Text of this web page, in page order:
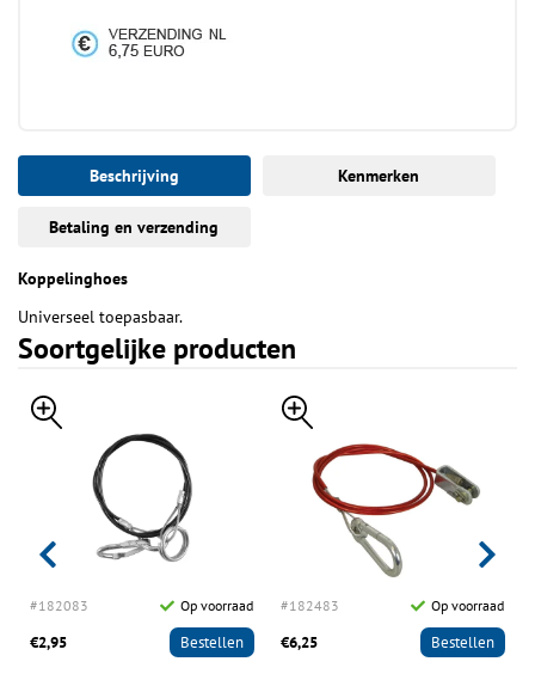
Beschrijving Kenmerken
Betaling en verzending
Koppelinghoes
Universeel toepasbaar.
Soortgelijke producten
#182083 Op voorraad
€2,95 Bestellen
#182483 Op voorraad
€6,25 Bestellen